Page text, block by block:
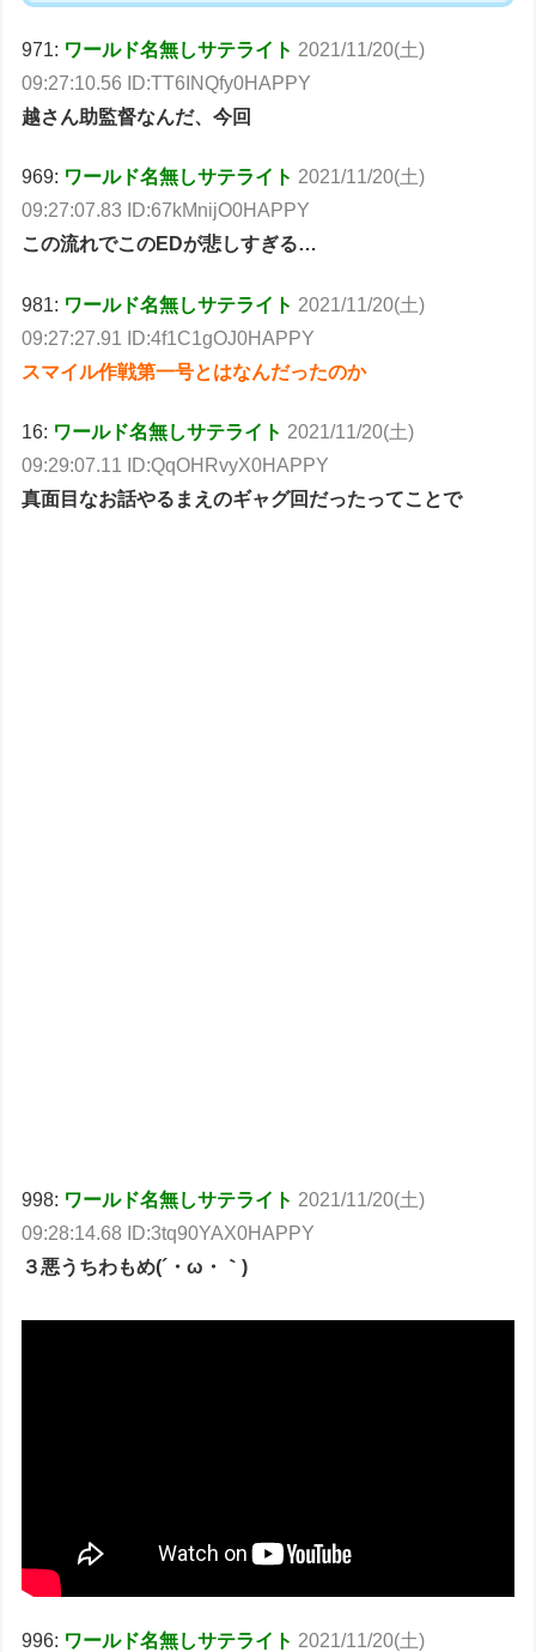
971: ワールド名無しサテライト 2021/11/20(土)
09:27:10.56 ID:TT6INQfy0HAPPY
越さん助監督なんだ、今回
969: ワールド名無しサテライト 2021/11/20(土)
09:27:07.83 ID:67kMnijO0HAPPY
この流れでこのEDが悲しすぎる…
981: ワールド名無しサテライト 2021/11/20(土)
09:27:27.91 ID:4f1C1gOJ0HAPPY
スマイル作戦第一号とはなんだったのか
16: ワールド名無しサテライト 2021/11/20(土)
09:29:07.11 ID:QqOHRvyX0HAPPY
真面目なお話やるまえのギャグ回だったってことで
998: ワールド名無しサテライト 2021/11/20(土)
09:28:14.68 ID:3tq90YAX0HAPPY
３悪うちわもめ(´・ω・｀)
996: ワールド名無しサテライト 2021/11/20(土)